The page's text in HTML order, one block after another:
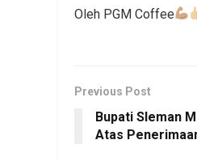
Oleh PGM Coffee
Previous Post
Bupati Sleman
Atas